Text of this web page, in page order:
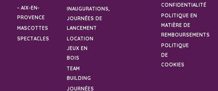
– AIX-EN-
PROVENCE
MASCOTTES
SPECTACLES
INAUGURATIONS,
JOURNÉES DE
LANCEMENT
LOCATION
JEUX EN
BOIS
TEAM
BUILDING
JOURNÉES
CONFIDENTIALITÉ
POLITIQUE EN
MATIÈRE DE
REMBOURSEMENTS
POLITIQUE
DE
COOKIES